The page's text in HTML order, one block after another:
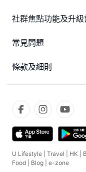
社群焦點功能及升級
常見問題
條款及細則
U Lifestyle Travel HK
Food
Blog e-zone